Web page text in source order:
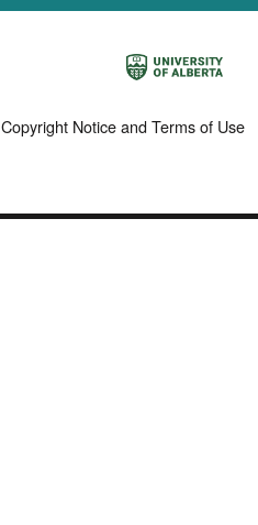
Copyright Notice and Terms of Use